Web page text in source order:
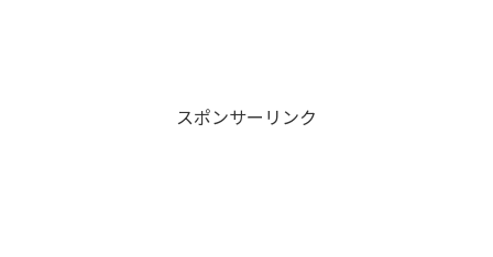
スポンサーリンク